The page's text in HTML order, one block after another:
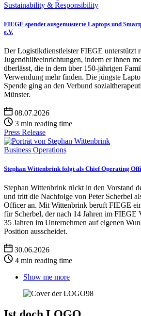
Sustainability & Responsibility
FIEGE spendet ausgemusterte Laptops und
e.V.
Der Logistikdienstleister FIEGE unterstützt
Jugendhilfeeinrichtungen, indem er ihnen
überlässt, die in dem über 150-jährigen
Verwendung mehr finden. Die jüngste
Spende ging an den Verbund
Münster.
08.07.2026
3 min reading time
Press Release
Business Operations
Stephan Wittenbrink folgt als Chief Operating
Stephan Wittenbrink rückt in den Vorstand
und tritt die Nachfolge von Peter Scherbel
Officer an. Mit Wittenbrink beruft FIEGE
für Scherbel, der nach 14 Jahren im FIEGE
35 Jahren im Unternehmen auf eigenen
Position ausscheidet.
30.06.2026
4 min reading time
Show me more